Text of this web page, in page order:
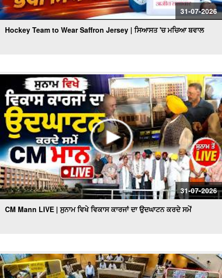
31-07-2026
Hockey Team to Wear Saffron Jersey | ਸਿਆਸਤ 'ਚ ਮਚਿਆ ਬਵਾਲ
31-07-2026
CM Mann LIVE | ਸੁਨਾਮ ਵਿਖੇ ਵਿਕਾਸ ਕਾਰਜਾਂ ਦਾ ਉਦਘਾਟਨ ਕਰਦੇ ਸਮੇਂ